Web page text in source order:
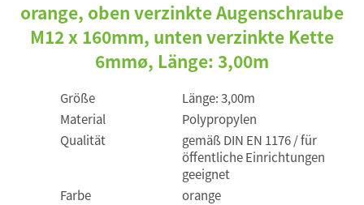
orange, oben verzinkte Augenschraube
M12 x 160mm, unten verzinkte Kette
6mmø, Länge: 3,00m
Größe
Länge: 3,00m
Material
Polypropylen
Qualität
gemäß DIN EN 1176 / für
öffentliche Einrichtungen
geeignet
Farbe
orange